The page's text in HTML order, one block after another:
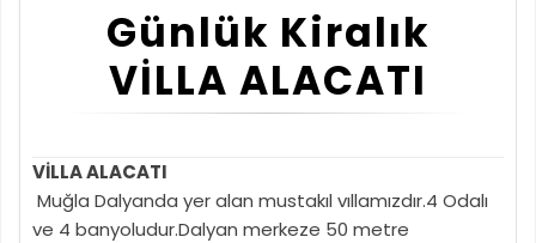
Günlük Kiralık
VİLLA ALACATI
VİLLA ALACATI
Muğla Dalyanda yer alan mustakıl vıllamızdır.4 Odalı
ve 4 banyoludur.Dalyan merkeze 50 metre